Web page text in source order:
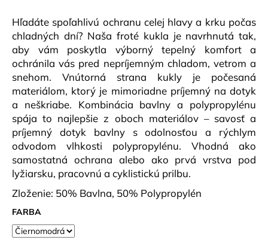
Hľadáte spoľahlivú ochranu celej hlavy a krku počas
chladných dní? Naša froté kukla je navrhnutá tak,
aby vám poskytla výborný tepelný komfort a
ochránila vás pred nepríjemným chladom, vetrom a
snehom. Vnútorná strana kukly je počesaná
materiálom, ktorý je mimoriadne príjemný na dotyk
a neškriabe. Kombinácia bavlny a polypropylénu
spája to najlepšie z oboch materiálov – savosť a
príjemný dotyk bavlny s odolnosťou a rýchlym
odvodom vlhkosti polypropylénu. Vhodná ako
samostatná ochrana alebo ako prvá vrstva pod
lyžiarsku, pracovnú a cyklistickú prilbu.
Zloženie: 50% Bavlna, 50% Polypropylén
FARBA
a
m
e
DÁMSKE
TRIČKO
PCE
ROSE
DLR
W
ŠEDÁ/STARORUŽOVÁ
€32,90